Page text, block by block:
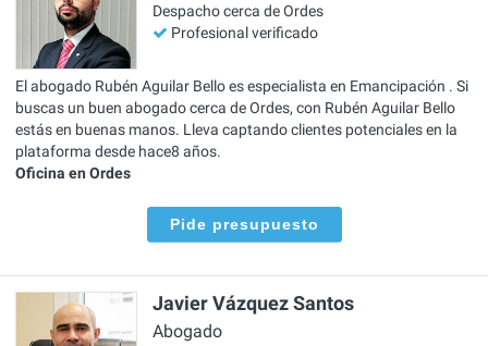
Despacho cerca de Ordes
Profesional verificado
El abogado Rubén Aguilar Bello es especialista en Emancipación . Si
buscas un buen abogado cerca de Ordes, con Rubén Aguilar Bello
estás en buenas manos. Lleva captando clientes potenciales en la
plataforma desde hace8 años.
Oficina en Ordes
Pide presupuesto
Javier Vázquez Santos
Abogado